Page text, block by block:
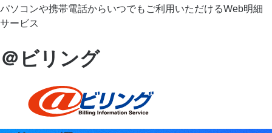
料金のお支払い
＠ビリング
パソコンや携帯電話からいつでもご利用いただけるWeb明細
サービス
＠ビリング